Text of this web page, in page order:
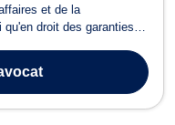
et de la
droit des garanties,
et de la